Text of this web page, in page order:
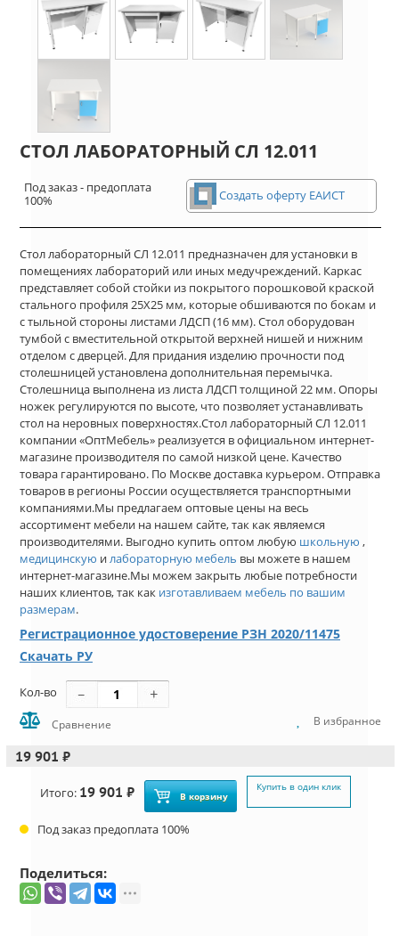
СТОЛ ЛАБОРАТОРНЫЙ СЛ 12.011
Под заказ - предоплата
100%
Создать оферту ЕАИСТ
Стол лабораторный СЛ 12.011 предназначен для установки в
помещениях лабораторий или иных медучреждений. Каркас
представляет собой стойки из покрытого порошковой краской
стального профиля 25Х25 мм, которые обшиваются по бокам и
с тыльной стороны листами ЛДСП (16 мм). Стол оборудован
тумбой с вместительной открытой верхней нишей и нижним
отделом с дверцей. Для придания изделию прочности под
столешницей установлена дополнительная перемычка.
Столешница выполнена из листа ЛДСП толщиной 22 мм. Опоры
ножек регулируются по высоте, что позволяет устанавливать
стол на неровных поверхностях.Стол лабораторный СЛ 12.011
компании «ОптМебель» реализуется в официальном интернет-
магазине производителя по самой низкой цене. Качество
товара гарантировано. По Москве доставка курьером. Отправка
товаров в регионы России осуществляется транспортными
компаниями.Мы предлагаем оптовые цены на весь
ассортимент мебели на нашем сайте, так как являемся
производителями. Выгодно купить оптом любую школьную ,
медицинскую илабораторную мебель вы можете в нашем
интернет-магазине.Мы можем закрыть любые потребности
наших клиентов, так как изготавливаем мебель по вашим
размерам.
Регистрационное удостоверение РЗН 2020/11475
Скачать РУ
Кол-во
Сравнение В избранное
19 901 ₽
Итого: 19 901 ₽ В корзину
Купить в один клик
Под заказ предоплата 100%
Поделиться: